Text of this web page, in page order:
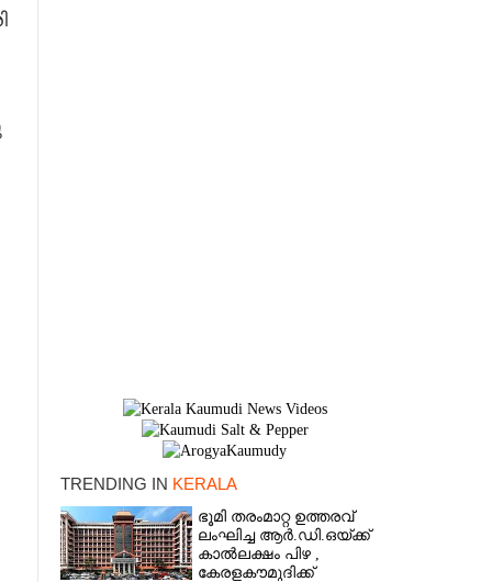
TRENDING IN KERALA
ഭൂമി തരംമാറ്റ ഉത്തരവ്
ലംഘിച്ച ആർ.ഡി.ഒയ്ക്ക്
കാൽലക്ഷം പിഴ ,​
കേരളകൗമുദിക്ക്